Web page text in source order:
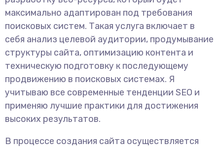
максимально адаптирован под требования
поисковых систем. Такая услуга включает в
себя анализ целевой аудитории, продумывание
структуры сайта, оптимизацию контента и
техническую подготовку к последующему
продвижению в поисковых системах. Я
учитываю все современные тенденции SEO и
применяю лучшие практики для достижения
высоких результатов.
В процессе создания сайта осуществляется